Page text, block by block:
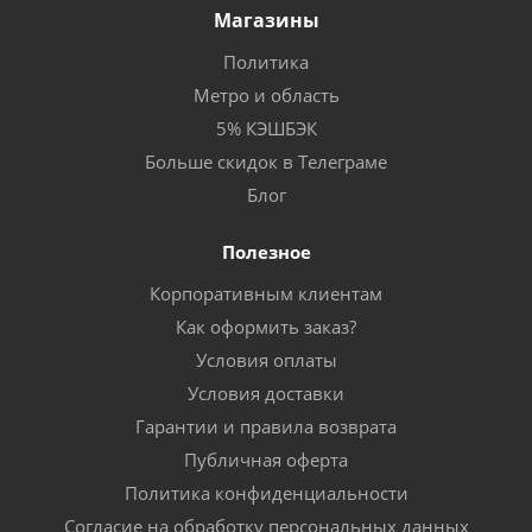
Магазины
Политика
Метро и область
5% КЭШБЭК
Больше скидок в Телеграме
Блог
Полезное
Корпоративным клиентам
Как оформить заказ?
Условия оплаты
Условия доставки
Гарантии и правила возврата
Публичная оферта
Политика конфиденциальности
Согласие на обработку персональных данных